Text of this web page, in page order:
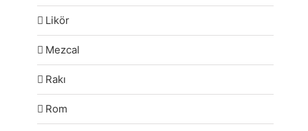
Likör
Mezcal
Rakı
Rom